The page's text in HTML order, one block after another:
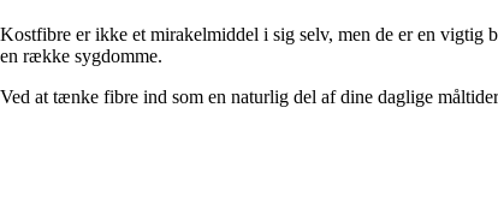
Kostfibre er ikke et mirakelmiddel i sig selv, men de er en vigtig
en række sygdomme.
Ved at tænke fibre ind som en naturlig del af dine daglige